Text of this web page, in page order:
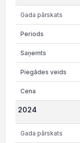
Gada pārskats
2024
Gada pārskats